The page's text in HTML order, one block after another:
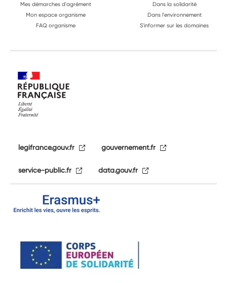
Mes démarches d'agrément
Mon espace organisme
FAQ organisme
Dans la solidarité
Dans l'environnement
S'informer sur les domaines
legifrance.gouv.fr gouvernement.fr
service-public.fr data.gouv.fr